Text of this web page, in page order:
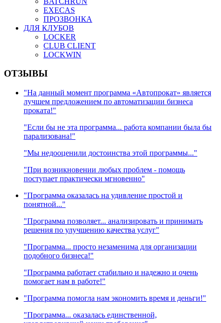
EXECAS
ПРОЗВОНКА
ДЛЯ КЛУБОВ
LOCKER
CLUB CLIENT
LOCKWIN
ОТЗЫВЫ
"На данный момент программа «Автопрокат» является
лучшем предложением по автоматизации бизнеса
проката!"
"Если бы не эта программа... работа компании была бы
парализована!"
"Мы недооценили достоинства этой программы..."
"При возникновении любых проблем - помощь
поступает практически мгновенно"
"Программа оказалась на удивление простой и
понятной..."
"Программа позволяет... анализировать и принимать
решения по улучшению качества услуг"
"Программа... просто незаменима для организации
подобного бизнеса!"
"Программа работает стабильно и надежно и очень
помогает нам в работе!"
"Программа помогла нам экономить время и деньги!"
"Программа... оказалась единственной,